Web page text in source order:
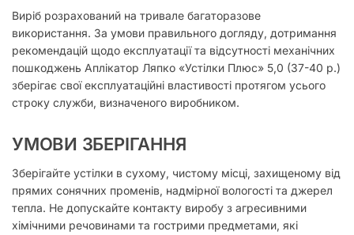
Виріб розрахований на тривале багаторазове
використання. За умови правильного догляду, дотримання
рекомендацій щодо експлуатації та відсутності механічних
пошкоджень Аплікатор Ляпко «Устілки Плюс» 5,0 (37-40 р.)
зберігає свої експлуатаційні властивості протягом усього
строку служби, визначеного виробником.
УМОВИ ЗБЕРІГАННЯ
Зберігайте устілки в сухому, чистому місці, захищеному від
прямих сонячних променів, надмірної вологості та джерел
тепла. Не допускайте контакту виробу з агресивними
хімічними речовинами та гострими предметами, які